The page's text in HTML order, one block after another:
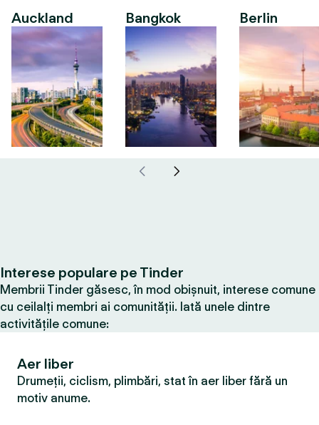
Auckland Bangkok Berlin
Interese populare pe Tinder
Membrii Tinder găsesc, în mod obișnuit, interese comune
cu ceilalți membri ai comunității. Iată unele dintre
activitățile comune:
Aer liber
Drumeții, ciclism, plimbări, stat în aer liber fără un
motiv anume.